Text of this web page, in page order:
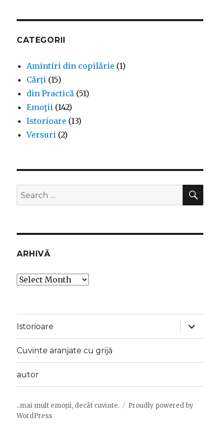
CATEGORII
Amintiri din copilărie (1)
Cărți (15)
din Practică (51)
Emoţii (142)
Istorioare (13)
Versuri (2)
Search
for:
ARHIVĂ
Arhivă
Istorioare
expand
child
menu
Cuvinte aranjate cu grijă
autor
..mai mult emoții, decât cuvinte.
Proudly powered by
WordPress